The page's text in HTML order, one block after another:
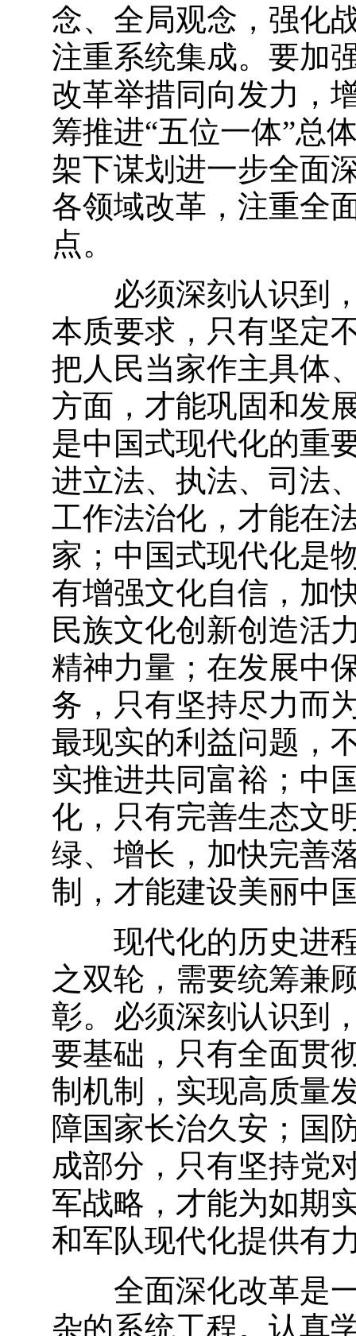
念、全局观念，强化
注重系统集成。要加
改革举措同向发力，
筹推进“五位一体”总
架下谋划进一步全面
各领域改革，注重全
点。
必须深刻认识到，
本质要求，只有坚定
把人民当家作主具体
方面，才能巩固和发
是中国式现代化的重
进立法、执法、司法
工作法治化，才能在
家；中国式现代化是
有增强文化自信，加
民族文化创新创造活
精神力量；在发展中
务，只有坚持尽力而
最现实的利益问题，
实推进共同富裕；中
化，只有完善生态文
绿、增长，加快完善
制，才能建设美丽中
现代化的历史进程
之双轮，需要统筹兼
彰。必须深刻认识到
要基础，只有全面贯
制机制，实现高质量
障国家长治久安；国
成部分，只有坚持党
军战略，才能为如期
和军队现代化提供有
全面深化改革是一
杂的系统工程。认真